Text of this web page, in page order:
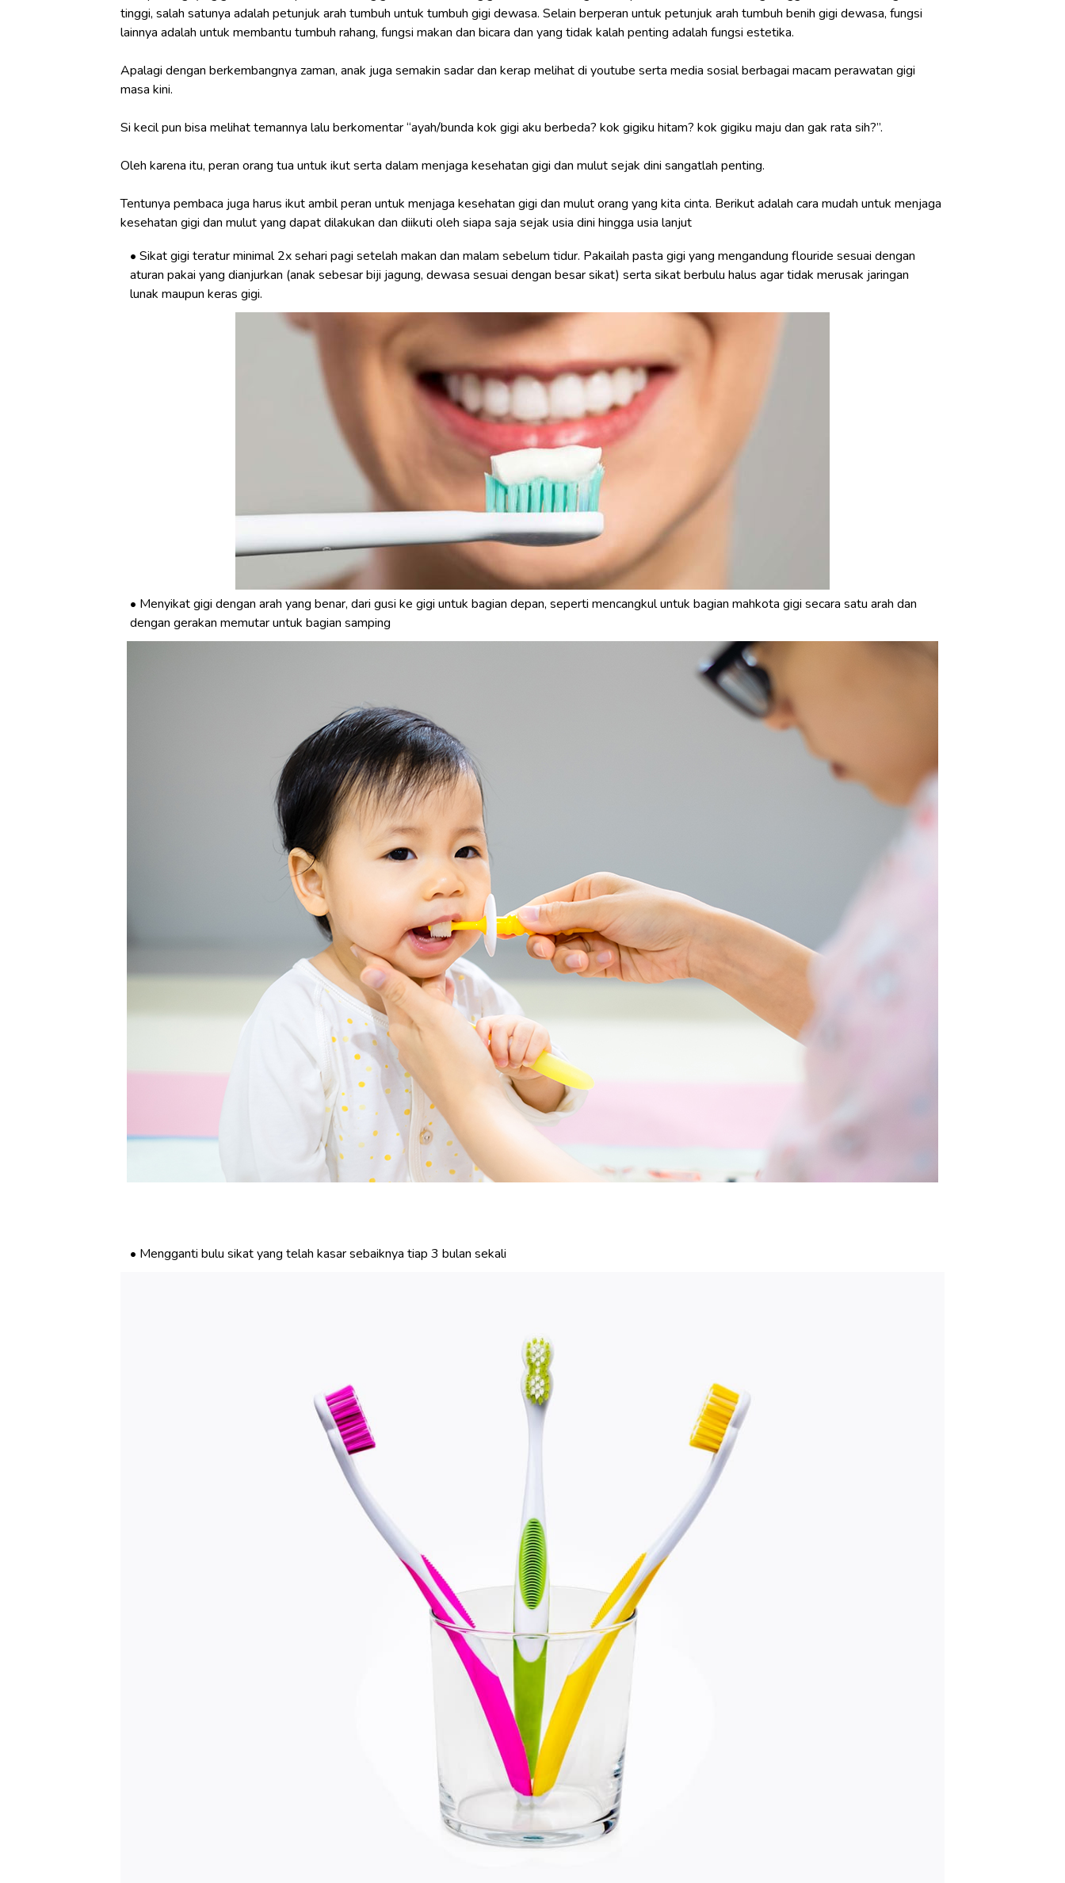
tinggi, salah satunya adalah petunjuk arah tumbuh untuk tumbuh gigi dewasa. Selain berperan untuk petunjuk arah tumbuh benih gigi dewasa, fungsi
lainnya adalah untuk membantu tumbuh rahang, fungsi makan dan bicara dan yang tidak kalah penting adalah fungsi estetika.
Apalagi dengan berkembangnya zaman, anak juga semakin sadar dan kerap melihat di youtube serta media sosial berbagai macam perawatan gigi
masa kini.
Si kecil pun bisa melihat temannya lalu berkomentar “ayah/bunda kok gigi aku berbeda? kok gigiku hitam? kok gigiku maju dan gak rata sih?”.
Oleh karena itu, peran orang tua untuk ikut serta dalam menjaga kesehatan gigi dan mulut sejak dini sangatlah penting.
Tentunya pembaca juga harus ikut ambil peran untuk menjaga kesehatan gigi dan mulut orang yang kita cinta. Berikut adalah cara mudah untuk menjaga
kesehatan gigi dan mulut yang dapat dilakukan dan diikuti oleh siapa saja sejak usia dini hingga usia lanjut
Sikat gigi teratur minimal 2x sehari pagi setelah makan dan malam sebelum tidur. Pakailah pasta gigi yang mengandung flouride sesuai dengan
aturan pakai yang dianjurkan (anak sebesar biji jagung, dewasa sesuai dengan besar sikat) serta sikat berbulu halus agar tidak merusak jaringan
lunak maupun keras gigi.
Menyikat gigi dengan arah yang benar, dari gusi ke gigi untuk bagian depan, seperti mencangkul untuk bagian mahkota gigi secara satu arah dan
dengan gerakan memutar untuk bagian samping
Mengganti bulu sikat yang telah kasar sebaiknya tiap 3 bulan sekali